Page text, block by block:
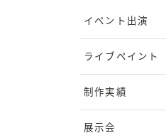
イベント出演
ライブペイント
制作実績
展示会